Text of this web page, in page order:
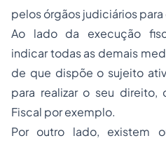
pelos órgãos judiciários para
Ao lado da execução
indicar todas as demais
de que dispõe o sujeito
para realizar o seu direito,
Fiscal por exemplo.
Por outro lado, existem